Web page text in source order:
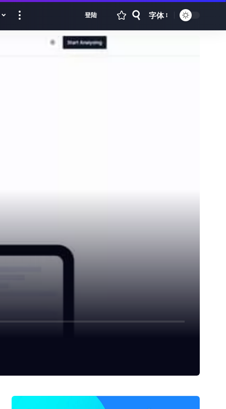
登陆
Font
Resizer
字体